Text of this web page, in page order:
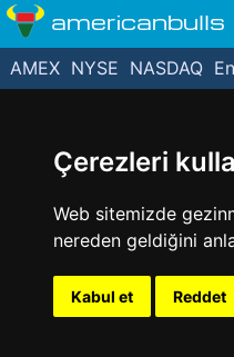
Çerezleri
Web sitemizde
nereden geldiğini
Kabul et Reddet
americanbulls
AMEX NYSE NASDAQ